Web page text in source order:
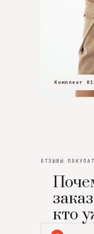
Комплект
Комплект
Комплект
ОТЗЫВЫ
кто